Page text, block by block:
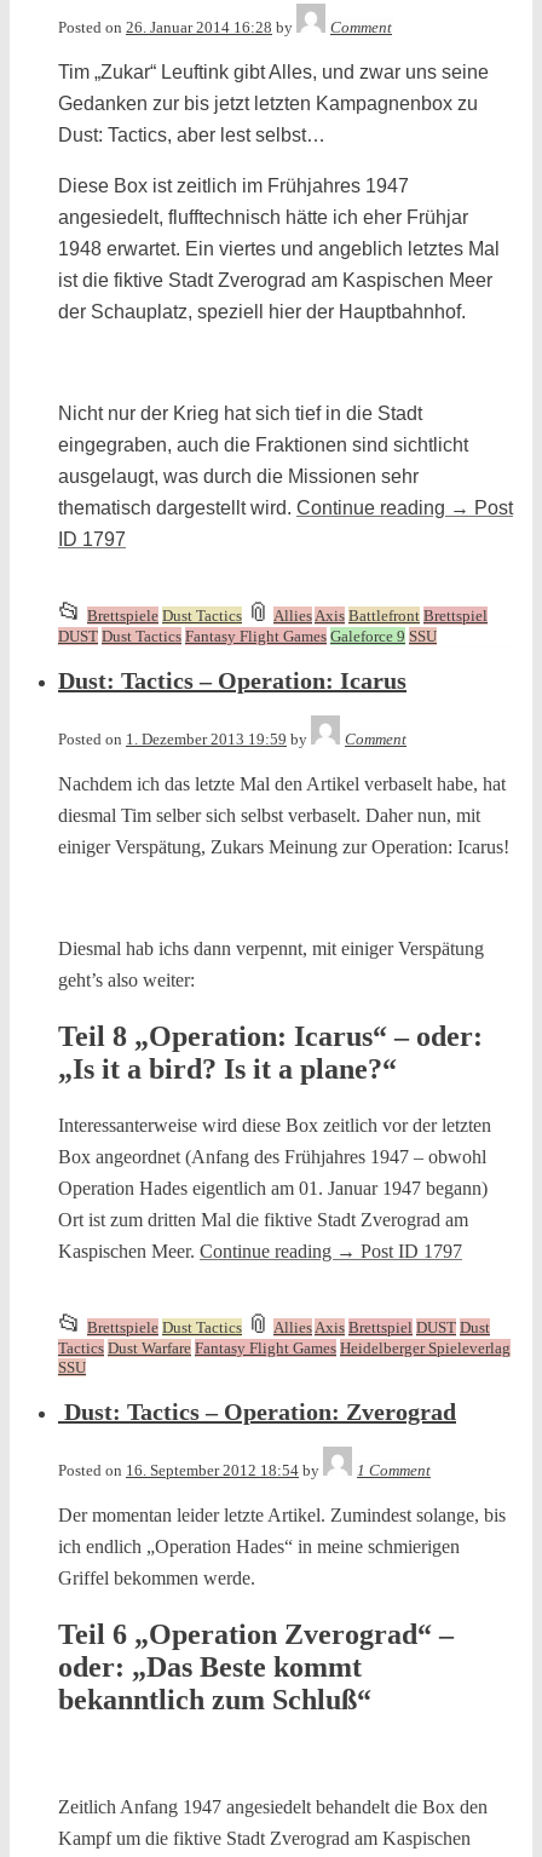
Posted on 26. Januar 2014 16:28 by
Comment
Tim „Zukar“ Leuftink gibt Alles, und zwar uns seine
Gedanken zur bis jetzt letzten Kampagnenbox zu
Dust: Tactics, aber lest selbst…
Diese Box ist zeitlich im Frühjahres 1947
angesiedelt, flufftechnisch hätte ich eher Frühjar
1948 erwartet. Ein viertes und angeblich letztes Mal
ist die fiktive Stadt Zverograd am Kaspischen Meer
der Schauplatz, speziell hier der Hauptbahnhof.
Nicht nur der Krieg hat sich tief in die Stadt
eingegraben, auch die Fraktionen sind sichtlicht
ausgelaugt, was durch die Missionen sehr
thematisch dargestellt wird. Continue reading → Post
ID 1797
📂 This
entry
posted
Brettspiele Dust Tactics 📎 and
tagged
Allies Axis Battlefront Brettspiel
DUST Dust Tactics Fantasy Flight Games Galeforce 9 SSU
Dust: Tactics – Operation: Icarus
Posted on 1. Dezember 2013 19:59 by
Comment
Nachdem ich das letzte Mal den Artikel verbaselt habe, hat
diesmal Tim selber sich selbst verbaselt. Daher nun, mit
einiger Verspätung, Zukars Meinung zur Operation: Icarus!
Diesmal hab ichs dann verpennt, mit einiger Verspätung
geht’s also weiter:
Teil 8 „Operation: Icarus“ – oder:
„Is it a bird? Is it a plane?“
Interessanterweise wird diese Box zeitlich vor der letzten
Box angeordnet (Anfang des Frühjahres 1947 – obwohl
Operation Hades eigentlich am 01. Januar 1947 begann)
Ort ist zum dritten Mal die fiktive Stadt Zverograd am
Kaspischen Meer. Continue reading → Post ID 1797
📂 This
entry
was
posted
Brettspiele Dust Tactics 📎 and
tagged
Allies Axis Brettspiel DUST Dust
Tactics Dust Warfare Fantasy Flight Games Heidelberger Spieleverlag
SSU
Dust: Tactics – Operation: Zverograd
Posted on 16. September 2012 18:54 by
1 Comment
Der momentan leider letzte Artikel. Zumindest solange, bis
ich endlich „Operation Hades“ in meine schmierigen
Griffel bekommen werde.
Teil 6 „Operation Zverograd“ –
oder: „Das Beste kommt
bekanntlich zum Schluß“
Zeitlich Anfang 1947 angesiedelt behandelt die Box den
Kampf um die fiktive Stadt Zverograd am Kaspischen